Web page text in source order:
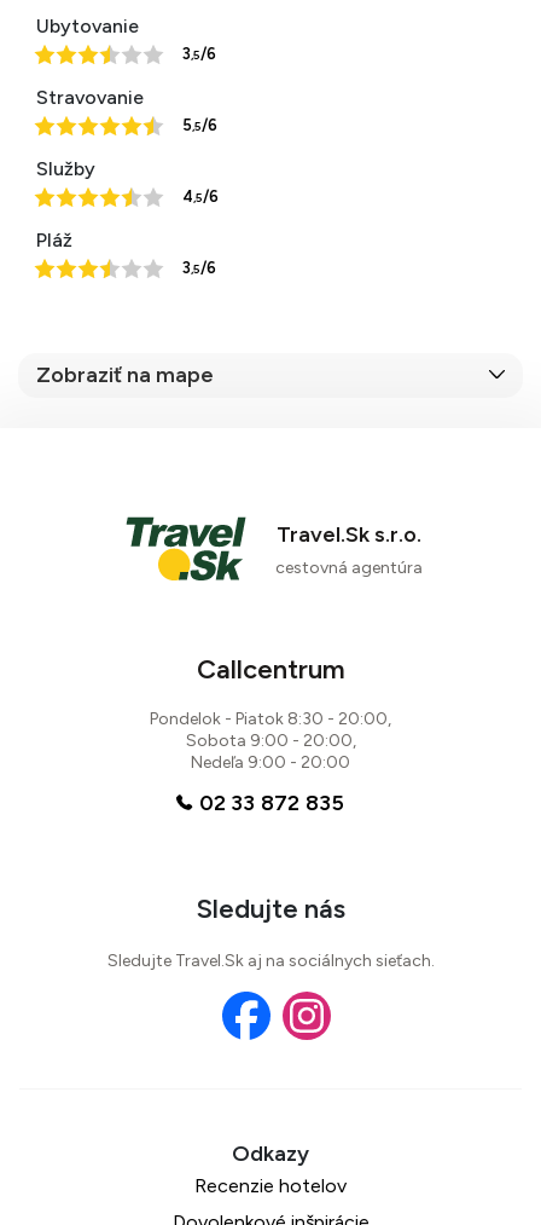
72 %
Ubytovanie
3,5/6
Stravovanie
5,5/6
Služby
4,5/6
Pláž
3,5/6
Zobraziť na mape
Travel.Sk s.r.o.
cestovná agentúra
Callcentrum
Pondelok - Piatok 8:30 - 20:00,
Sobota 9:00 - 20:00,
Nedeľa 9:00 - 20:00
02 33 872 835
Sledujte nás
Sledujte Travel.Sk aj na sociálnych sieťach.
Recenzie hotelov